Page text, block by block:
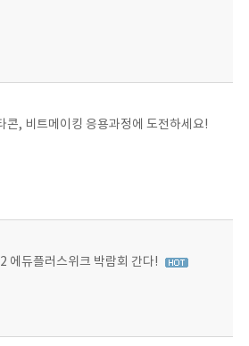
콘, 비트메이킹 응용과정에 도전하세요!
에듀플러스위크 박람회 간다!